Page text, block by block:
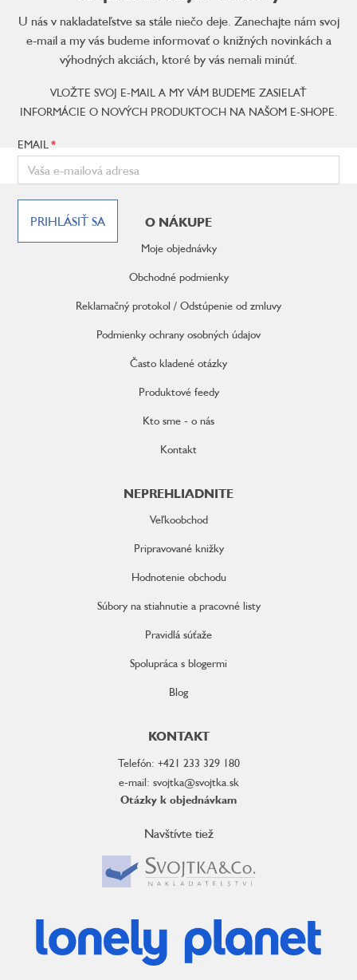
U nás v nakladateľstve sa stále niečo deje. Zanechajte nám svoj
e-mail a my vás budeme informovať o knižných novinkách a
výhodných akciách, ktoré by vás nemali minúť.
VLOŽTE SVOJ E-MAIL A MY VÁM BUDEME ZASIELAŤ
INFORMÁCIE O NOVÝCH PRODUKTOCH NA NAŠOM E-SHOPE.
EMAIL
PRIHLÁSIŤ SA O NÁKUPE
Moje objednávky
Obchodné podmienky
Reklamačný protokol / Odstúpenie od zmluvy
Podmienky ochrany osobných údajov
Často kladené otázky
Produktové feedy
Kto sme - o nás
Kontakt
NEPREHLIADNITE
Veľkoobchod
Pripravované knižky
Hodnotenie obchodu
Súbory na stiahnutie a pracovné listy
Pravidlá súťaže
Spolupráca s blogermi
Blog
KONTAKT
Telefón: +421 233 329 180
e-mail: svojtka@svojtka.sk
Otázky k objednávkam
Navštívte tiež